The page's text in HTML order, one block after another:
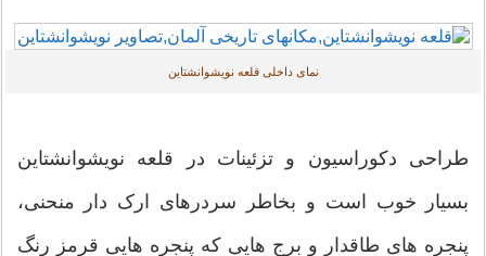
نمای داخلی قلعه نویشوانشتاین
طراحی دکوراسیون و تزئینات در قلعه نویشوانشتاین
بسیار خوب است و بخاطر سردرهای ارک دار منحنی،
پنجره های طاقدار و برج هایی که پنجره هایی قرمز رنگ